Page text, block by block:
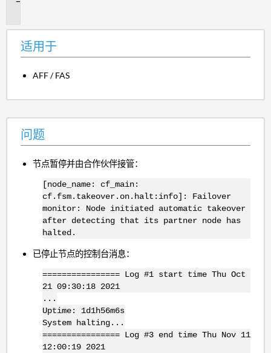
适用于
AFF / FAS
问题
节点暂停并由合作伙伴接管：
[node_name: cf_main:
cf.fsm.takeover.on.halt:info]: Failover
monitor: Node initiated automatic takeover
after detecting that its partner node has
halted.
已停止节点的控制台消息：
================ Log #1 start time Thu Oct
21 09:30:18 2021
...
Uptime: 1d1h56m6s
System halting...
================ Log #3 end time Thu Nov 11
12:00:19 2021